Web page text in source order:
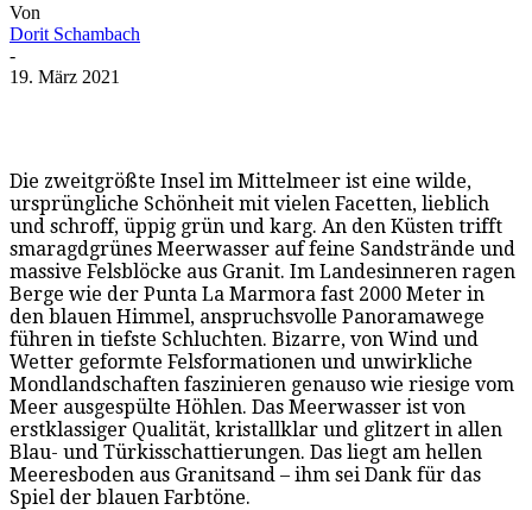
Von
Dorit Schambach
-
19. März 2021
Die zweitgrößte Insel im Mittelmeer ist eine wilde,
ursprüngliche Schönheit mit vielen Facetten, lieblich
und schroff, üppig grün und karg. An den Küsten trifft
smaragdgrünes Meerwasser auf feine Sandstrände und
massive Felsblöcke aus Granit. Im Landesinneren ragen
Berge wie der Punta La Marmora fast 2000 Meter in
den blauen Himmel, anspruchsvolle Panoramawege
führen in tiefste Schluchten. Bizarre, von Wind und
Wetter geformte Felsformationen und unwirkliche
Mondlandschaften faszinieren genauso wie riesige vom
Meer ausgespülte Höhlen. Das Meerwasser ist von
erstklassiger Qualität, kristallklar und glitzert in allen
Blau- und Türkisschattierungen. Das liegt am hellen
Meeresboden aus Granitsand – ihm sei Dank für das
Spiel der blauen Farbtöne.